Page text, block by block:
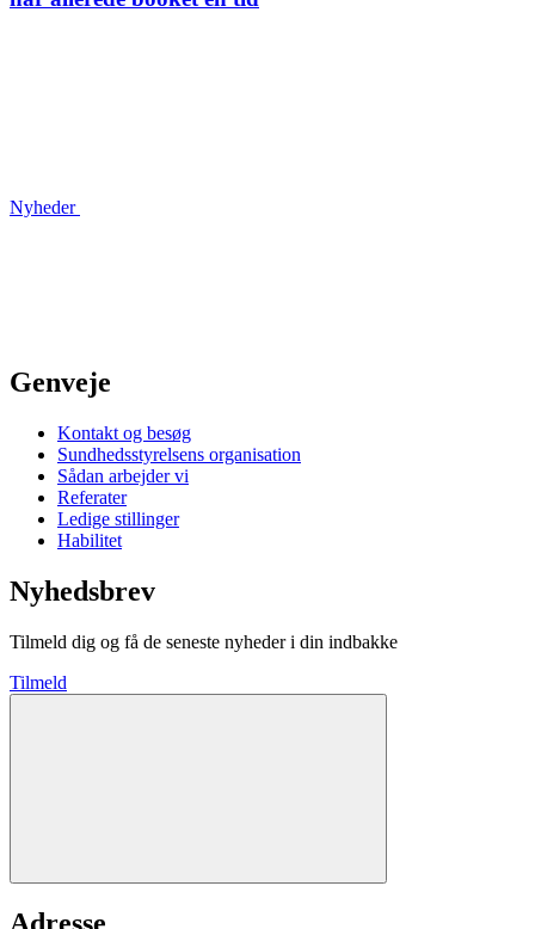
Nyheder
Genveje
Kontakt og besøg
Sundhedsstyrelsens organisation
Sådan arbejder vi
Referater
Ledige stillinger
Habilitet
Nyhedsbrev
Tilmeld dig og få de seneste nyheder i din indbakke
Tilmeld